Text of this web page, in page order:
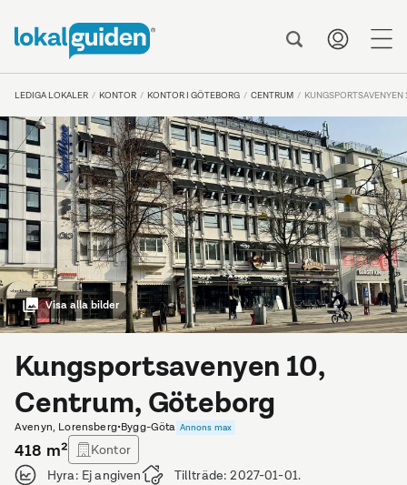
LEDIGA LOKALER KONTOR KONTOR I GÖTEBORG CENTRUM KUNGSPORTSAVENYEN
Visa alla bilder
Kungsportsavenyen 10,
Centrum, Göteborg
Avenyn, Lorensberg•Bygg-Göta Annons max
418 m²
Kontor
Hyra: Ej angiven Tillträde:2027-01-01.